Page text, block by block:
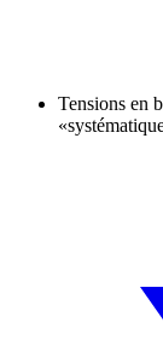
Tensions en